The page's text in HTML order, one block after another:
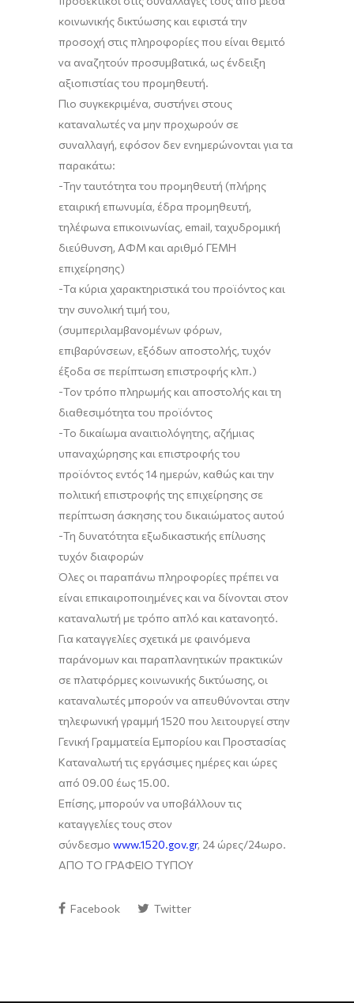
κοινωνικής δικτύωσης και εφιστά την
προσοχή στις πληροφορίες που είναι θεμιτό
να αναζητούν προσυμβατικά, ως ένδειξη
αξιοπιστίας του προμηθευτή.
Πιο συγκεκριμένα, συστήνει στους
καταναλωτές να μην προχωρούν σε
συναλλαγή, εφόσον δεν ενημερώνονται για τα
παρακάτω:
-Την ταυτότητα του προμηθευτή (πλήρης
εταιρική επωνυμία, έδρα προμηθευτή,
τηλέφωνα επικοινωνίας, email, ταχυδρομική
διεύθυνση, ΑΦΜ και αριθμό ΓΕΜΗ
επιχείρησης)
-Τα κύρια χαρακτηριστικά του προϊόντος και
την συνολική τιμή του,
(συμπεριλαμβανομένων φόρων,
επιβαρύνσεων, εξόδων αποστολής, τυχόν
έξοδα σε περίπτωση επιστροφής κλπ.)
-Τον τρόπο πληρωμής και αποστολής και τη
διαθεσιμότητα του προϊόντος
-Το δικαίωμα αναιτιολόγητης, αζήμιας
υπαναχώρησης και επιστροφής του
προϊόντος εντός 14 ημερών, καθώς και την
πολιτική επιστροφής της επιχείρησης σε
περίπτωση άσκησης του δικαιώματος αυτού
-Τη δυνατότητα εξωδικαστικής επίλυσης
τυχόν διαφορών
Όλες οι παραπάνω πληροφορίες πρέπει να
είναι επικαιροποιημένες και να δίνονται στον
καταναλωτή με τρόπο απλό και κατανοητό.
Για καταγγελίες σχετικά με φαινόμενα
παράνομων και παραπλανητικών πρακτικών
σε πλατφόρμες κοινωνικής δικτύωσης, οι
καταναλωτές μπορούν να απευθύνονται στην
τηλεφωνική γραμμή 1520 που λειτουργεί στην
Γενική Γραμματεία Εμπορίου και Προστασίας
Καταναλωτή τις εργάσιμες ημέρες και ώρες
από 09.00 έως 15.00.
Επίσης, μπορούν να υποβάλλουν τις
καταγγελίες τους στον
σύνδεσμο www.1520.gov.gr, 24 ώρες/24ωρο.
ΑΠΟ ΤΟ ΓΡΑΦΕΙΟ ΤΥΠΟΥ
Facebook Twitter